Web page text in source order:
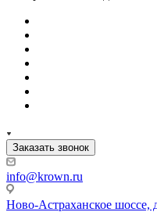
Заказать звонок
info@krown.ru
Ново-Астраханское шоссе,